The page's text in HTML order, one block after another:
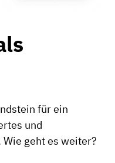
für ein
und
geht es weiter?